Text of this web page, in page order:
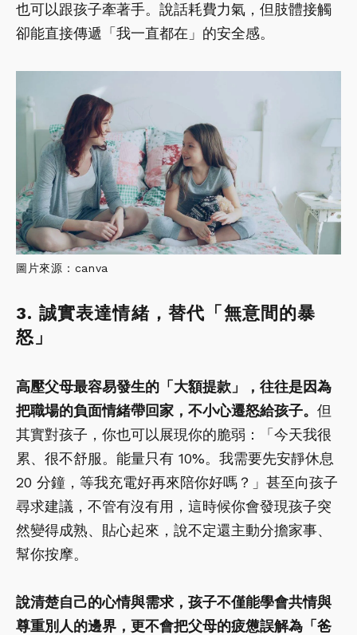
也可以跟孩子牽著手。說話耗費力氣，但肢體接觸
卻能直接傳遞「我一直都在」的安全感。
圖片來源：canva
3. 誠實表達情緒，替代「無意間的暴
怒」
高壓父母最容易發生的「大額提款」，往往是因為
把職場的負面情緒帶回家，不小心遷怒給孩子。 但
其實對孩子，你也可以展現你的脆弱：「今天我很
累、很不舒服。能量只有 10%。我需要先安靜休息
20 分鐘，等我充電好再來陪你好嗎？」甚至向孩子
尋求建議，不管有沒有用，這時候你會發現孩子突
然變得成熟、貼心起來，說不定還主動分擔家事、
幫你按摩。
說清楚自己的心情與需求，孩子不僅能學會共情與
尊重別人的邊界，更不會把父母的疲憊誤解為「爸